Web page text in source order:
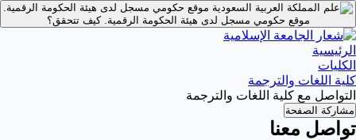
موقع حكومي مسجل لدى هيئة الحكومة الرقمية.
موقع حكومي مسجل لدى هيئة الحكومة الرقمية.كيف تتحقق؟
الرئيسية
الكليات
كلية اللغات والترجمة
التواصل مع كلية اللغات والترجمة
مشاركة الصفحة
تواصل معنا